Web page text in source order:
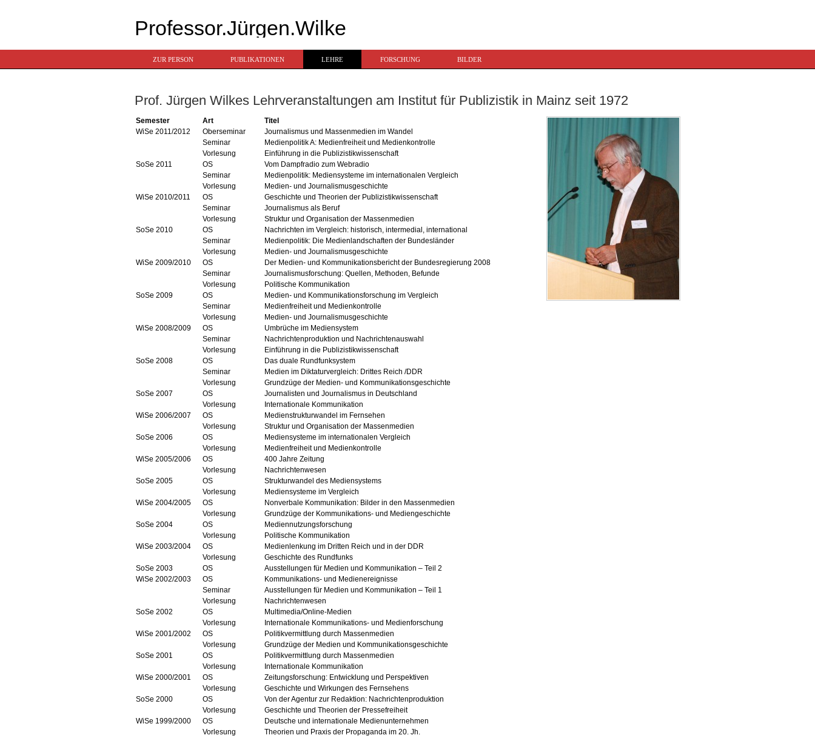
Professor.Jürgen.Wilke
ZUR PERSON PUBLIKATIONEN LEHRE FORSCHUNG BILDER
Prof. Jürgen Wilkes Lehrveranstaltungen am Institut für Publizistik in Mainz seit 1972
Semester Art
Titel
WiSe 2011/2012
Oberseminar
Journalismus und Massenmedien im Wandel
Seminar
Medienpolitik A: Medienfreiheit und Medienkontrolle
Vorlesung
Einführung in die Publizistikwissenschaft
SoSe 2011
OS
Vom Dampfradio zum Webradio
Seminar
Medienpolitik: Mediensysteme im internationalen Vergleich
Vorlesung
Medien- und Journalismusgeschichte
WiSe 2010/2011
OS
Geschichte und Theorien der Publizistikwissenschaft
Seminar
Journalismus als Beruf
Vorlesung
Struktur und Organisation der Massenmedien
SoSe 2010
OS
Nachrichten im Vergleich: historisch, intermedial, international
Seminar
Medienpolitik: Die Medienlandschaften der Bundesländer
Vorlesung
Medien- und Journalismusgeschichte
WiSe 2009/2010
OS
Der Medien- und Kommunikationsbericht der Bundesregierung 2008
Seminar
Journalismusforschung: Quellen, Methoden, Befunde
Vorlesung
Politische Kommunikation
SoSe 2009
OS
Medien- und Kommunikationsforschung im Vergleich
Seminar
Medienfreiheit und Medienkontrolle
Vorlesung
Medien- und Journalismusgeschichte
WiSe 2008/2009
OS
Umbrüche im Mediensystem
Seminar
Nachrichtenproduktion und Nachrichtenauswahl
Vorlesung
Einführung in die Publizistikwissenschaft
SoSe 2008
OS
Das duale Rundfunksystem
Seminar
Medien im Diktaturvergleich: Drittes Reich /DDR
Vorlesung
Grundzüge der Medien- und Kommunikationsgeschichte
SoSe 2007
OS
Journalisten und Journalismus in Deutschland
Vorlesung
Internationale Kommunikation
WiSe 2006/2007
OS
Medienstrukturwandel im Fernsehen
Vorlesung
Struktur und Organisation der Massenmedien
SoSe 2006
OS
Mediensysteme im internationalen Vergleich
Vorlesung
Medienfreiheit und Medienkontrolle
WiSe 2005/2006
OS
400 Jahre Zeitung
Vorlesung
Nachrichtenwesen
SoSe 2005
OS
Strukturwandel des Mediensystems
Vorlesung
Mediensysteme im Vergleich
WiSe 2004/2005
OS
Nonverbale Kommunikation: Bilder in den Massenmedien
Vorlesung
Grundzüge der Kommunikations- und Mediengeschichte
SoSe 2004
OS
Mediennutzungsforschung
Vorlesung
Politische Kommunikation
WiSe 2003/2004
OS
Medienlenkung im Dritten Reich und in der DDR
Vorlesung
Geschichte des Rundfunks
SoSe 2003
OS
Ausstellungen für Medien und Kommunikation – Teil 2
WiSe 2002/2003
OS
Kommunikations- und Medienereignisse
Seminar
Ausstellungen für Medien und Kommunikation – Teil 1
Vorlesung
Nachrichtenwesen
SoSe 2002
OS
Multimedia/Online-Medien
Vorlesung
Internationale Kommunikations- und Medienforschung
WiSe 2001/2002
OS
Politikvermittlung durch Massenmedien
Vorlesung
Grundzüge der Medien und Kommunikationsgeschichte
SoSe 2001
OS
Politikvermittlung durch Massenmedien
Vorlesung
Internationale Kommunikation
WiSe 2000/2001
OS
Zeitungsforschung: Entwicklung und Perspektiven
Vorlesung
Geschichte und Wirkungen des Fernsehens
SoSe 2000
OS
Von der Agentur zur Redaktion: Nachrichtenproduktion
Vorlesung
Geschichte und Theorien der Pressefreiheit
WiSe 1999/2000
OS
Deutsche und internationale Medienunternehmen
Vorlesung
Theorien und Praxis der Propaganda im 20. Jh.